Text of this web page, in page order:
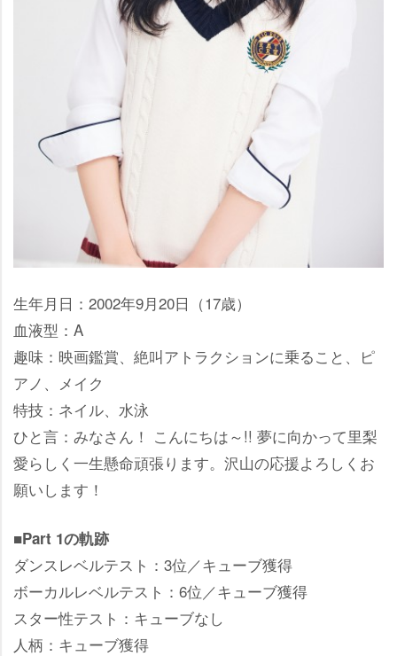
生年月日：2002年9月20日（17歳）
血液型：A
趣味：映画鑑賞、絶叫アトラクションに乗ること、ピ
アノ、メイク
特技：ネイル、水泳
ひと言：みなさん！ こんにちは～!! 夢に向かって里梨
愛らしく一生懸命頑張ります。沢山の応援よろしくお
願いします！
■Part 1の軌跡
ダンスレベルテスト：3位／キューブ獲得
ボーカルレベルテスト：6位／キューブ獲得
スター性テスト：キューブなし
人柄：キューブ獲得